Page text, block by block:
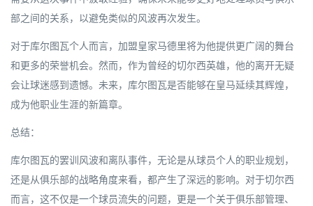
部之间的关系，以避免类似的风波再次发生。
对于库尔图瓦个人而言，加盟皇家马德里将为他提供更广阔的舞台
和更多的荣誉机会。然而，作为曾经的切尔西英雄，他的离开无疑
会让球迷感到遗憾。未来，库尔图瓦是否能够在皇马延续其辉煌，
成为他职业生涯的新篇章。
总结：
库尔图瓦的罢训风波和离队事件，无论是从球员个人的职业规划，
还是从俱乐部的战略角度来看，都产生了深远的影响。对于切尔西
而言，这不仅是一个球员流失的问题，更是一个关于俱乐部管理、